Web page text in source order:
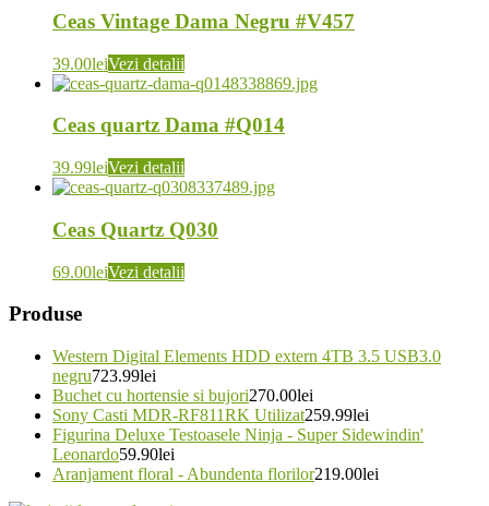
Ceas Vintage Dama Negru #V457
39.00leiVezi detalii
Ceas quartz Dama #Q014
39.99leiVezi detalii
Ceas Quartz Q030
69.00leiVezi detalii
Produse
Western Digital Elements HDD extern 4TB 3.5 USB3.0
negru723.99lei
Buchet cu hortensie si bujori270.00lei
Sony Casti MDR-RF811RK Utilizat259.99lei
Figurina Deluxe Testoasele Ninja - Super Sidewindin'
Leonardo59.90lei
Aranjament floral - Abundenta florilor219.00lei